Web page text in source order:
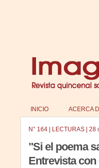
INICIO ACERCA
N° 164| LECTURAS 28
"Si el poema
Entrevista